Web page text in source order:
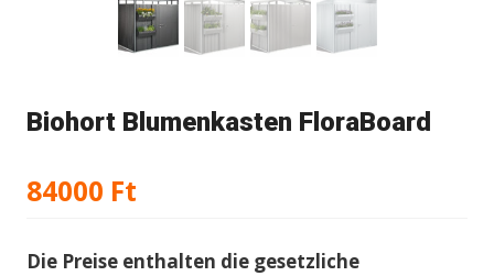
Biohort Blumenkasten FloraBoard
84000 Ft
Die Preise enthalten die gesetzliche